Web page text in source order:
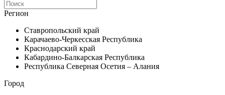
Регион
Ставропольский край
Карачаево-Черкесская Республика
Краснодарский край
Кабардино-Балкарская Республика
Республика Северная Осетия – Алания
Город